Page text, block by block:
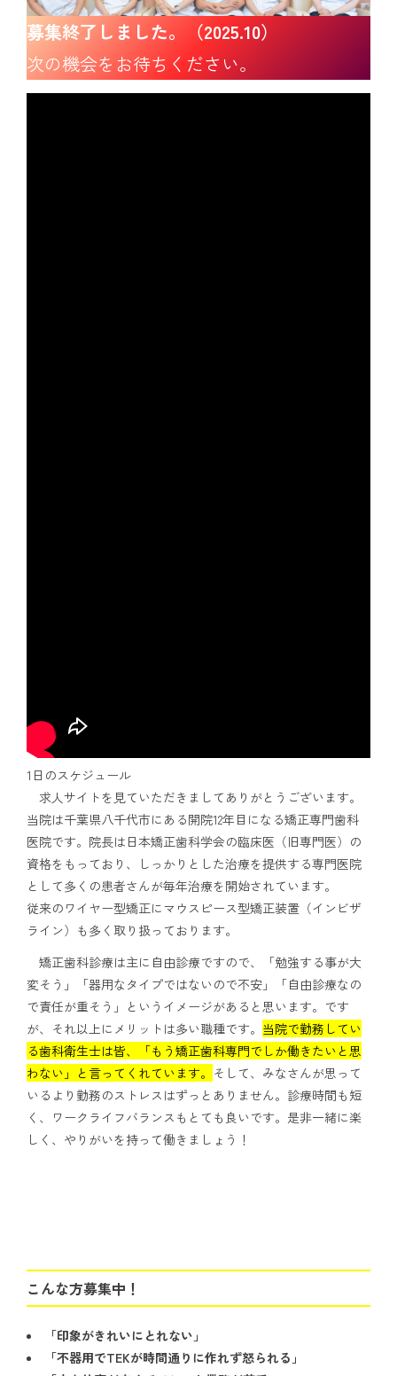
募集終了しました。（2025.10）
次の機会をお待ちください。
1日のスケジュール
求人サイトを見ていただきましてありがとうございます。
当院は千葉県八千代市にある開院12年目になる矯正専門歯科
医院です。院長は日本矯正歯科学会の臨床医（旧専門医）の
資格をもっており、しっかりとした治療を提供する専門医院
として多くの患者さんが毎年治療を開始されています。
従来のワイヤー型矯正にマウスピース型矯正装置（インビザ
ライン）も多く取り扱っております。
矯正歯科診療は主に自由診療ですので、「勉強する事が大
変そう」「器用なタイプではないので不安」「自由診療なの
で責任が重そう」というイメージがあると思います。です
が、それ以上にメリットは多い職種です。 当院で勤務してい
る歯科衛生士は皆、「もう矯正歯科専門でしか働きたいと思
わない」と言ってくれています。 そして、みなさんが思って
いるより勤務のストレスはずっとありません。診療時間も短
く、ワークライフバランスもとても良いです。是非一緒に楽
しく、やりがいを持って働きましょう！
こんな方募集中！
「印象がきれいにとれない」
「不器用でTEKが時間通りに作れず怒られる」